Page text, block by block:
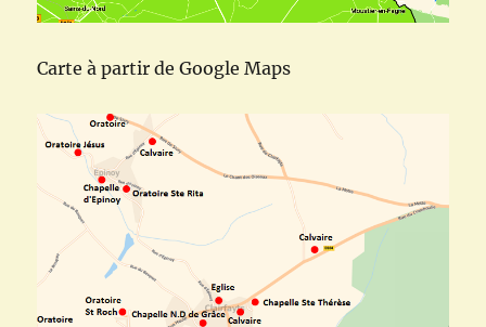
Carte à partir de Google Maps